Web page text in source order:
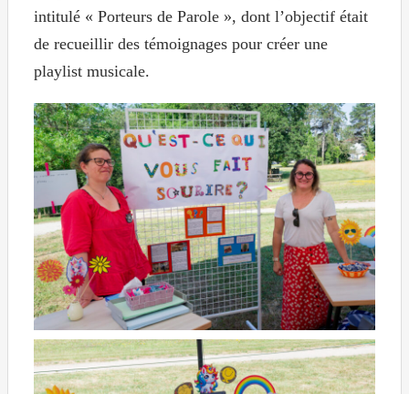
intitulé « Porteurs de Parole », dont l’objectif était
de recueillir des témoignages pour créer une
playlist musicale.